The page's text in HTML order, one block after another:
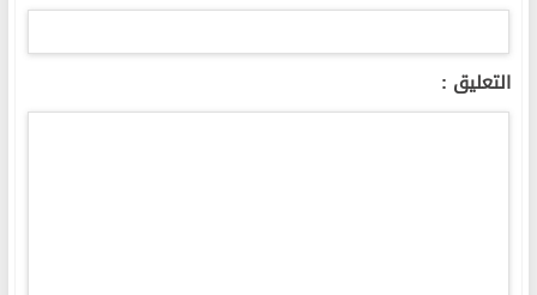
التعليق :